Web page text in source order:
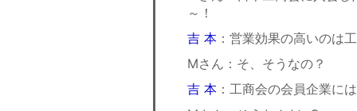
～！
吉 本 ：営業効果の高いのは
Mさん：そ、そうなの？
吉 本 ：工商会の会員企業に